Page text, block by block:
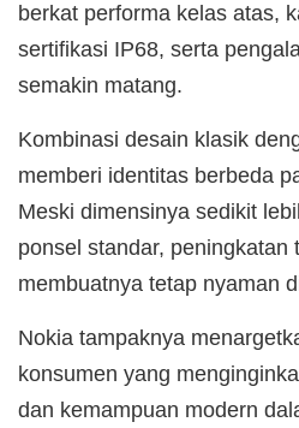
berkat performa kelas atas,
sertifikasi IP68, serta
semakin matang.
Kombinasi desain klasik
memberi identitas berbeda
Meski dimensinya sedikit
ponsel standar, peningkatan
membuatnya tetap nyaman
Nokia tampaknya
konsumen yang
dan kemampuan modern